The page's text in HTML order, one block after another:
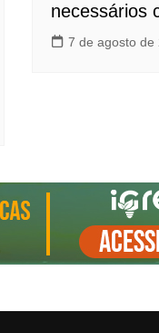
necessários
7 de agosto de